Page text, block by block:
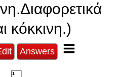
κόκκινη.)
Answers
1